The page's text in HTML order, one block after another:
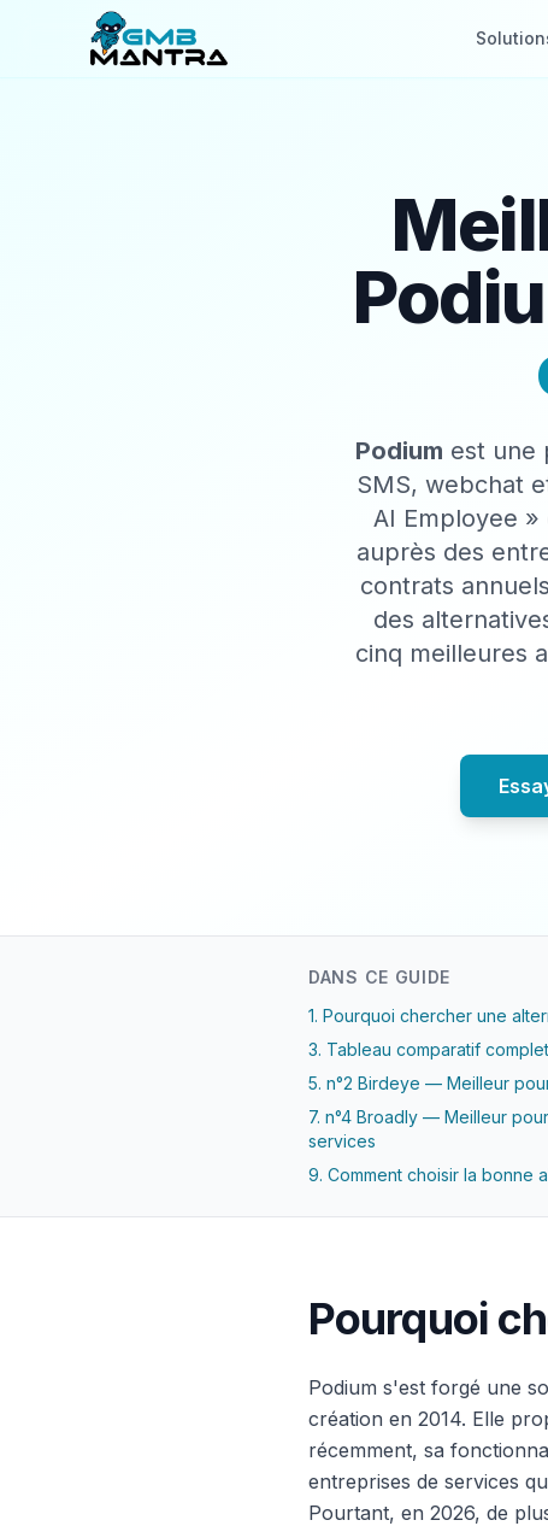
Podium est une
SMS, webchat
AI Employee
auprès des
contrats
des
cinq meilleures
DANS CE GUIDE
1. Pourquoi chercher une
3. Tableau comparatif complet
5. n°2 Birdeye — Meilleur
7. n°4 Broadly — Meilleur
services
9. Comment choisir la bonne
Pourquoi
Podium s'est forgé une
création en 2014. Elle
récemment, sa
entreprises de services
Pourtant, en 2026, de